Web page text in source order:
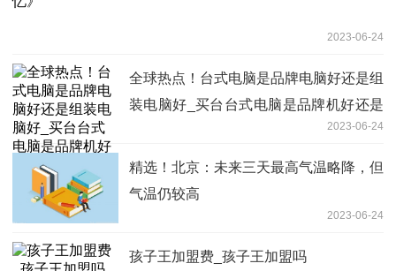
2023-06-24
全球热点！台式电脑是品牌电脑好还是组
装电脑好_买台台式电脑是品牌机好还是
2023-06-24
精选！北京：未来三天最高气温略降，但
气温仍较高
2023-06-24
孩子王加盟费_孩子王加盟吗